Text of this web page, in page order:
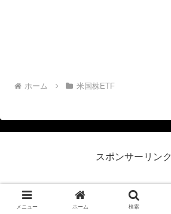
ホーム 米国株ETF
スポンサーリンク
メニュー ホーム 検索